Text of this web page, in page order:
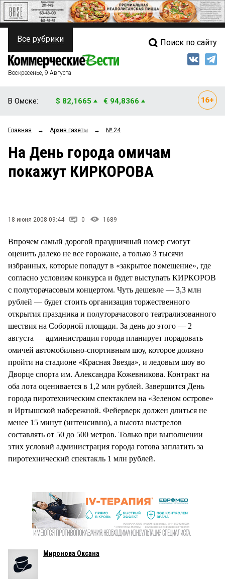
ПОЛИТИКА
ФИНАНСЫ
ОБЩЕСТВО
ЗАКОН
НОВОСТИ КОМПАНИЙ
Свежий выпуск
Рейтинги
Блоги
Все рубрики Поиск по сайту
Воскресенье, 9 Августа
В Омске: $ 82,1665 € 94,8366
Главная → Архив газеты → № 24
На День города омичам
покажут КИРКОРОВА
18 июня 2008 09:44 0 1689
Впрочем самый дорогой праздничный номер смогут
оценить далеко не все горожане, а только 3 тысячи
избранных, которые попадут в «закрытое помещение», где
согласно условиям конкурса и будет выступать КИРКОРОВ
с полуторачасовым концертом. Чуть дешевле — 3,3 млн
рублей — будет стоить организация торжественного
открытия праздника и полуторачасового театрализованного
шествия на Соборной площади. За день до этого — 2
августа — администрация города планирует порадовать
омичей автомобильно-спортивным шоу, которое должно
пройти на стадионе «Красная Звезда», и ледовым шоу во
Дворце спорта им. Александра Кожевникова. Контракт на
оба лота оценивается в 1,2 млн рублей. Завершится День
города пиротехническим спектаклем на «Зеленом острове»
и Иртышской набережной. Фейерверк должен длиться не
менее 15 минут (интенсивно), а высота выстрелов
составлять от 50 до 500 метров. Только при выполнении
этих условий администрация города готова заплатить за
пиротехнический спектакль 1 млн рублей.
Миронова Оксана